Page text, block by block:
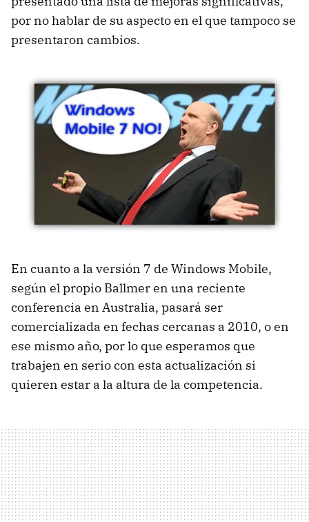
por no hablar de su aspecto en el que tampoco se
presentaron cambios.
En cuanto a la versión 7 de Windows Mobile,
según el propio Ballmer en una reciente
conferencia en Australia, pasará ser
comercializada en fechas cercanas a 2010, o en
ese mismo año, por lo que esperamos que
trabajen en serio con esta actualización si
quieren estar a la altura de la competencia.